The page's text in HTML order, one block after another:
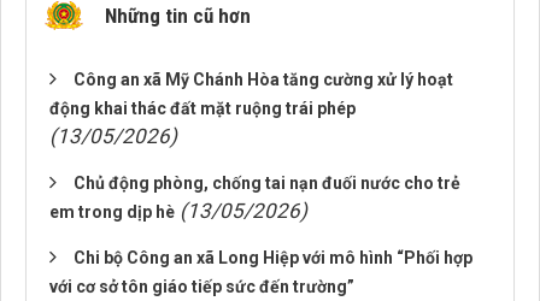
Những tin cũ hơn
Công an xã Mỹ Chánh Hòa tăng cường xử lý hoạt
động khai thác đất mặt ruộng trái phép
(13/05/2026)
Chủ động phòng, chống tai nạn đuối nước cho trẻ
em trong dịp hè (13/05/2026)
Chi bộ Công an xã Long Hiệp với mô hình “Phối hợp
với cơ sở tôn giáo tiếp sức đến trường”